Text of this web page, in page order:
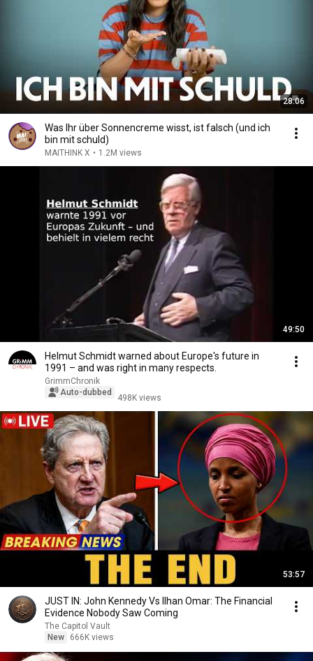
28:06
Was Ihr über Sonnencreme wisst, ist falsch (und ich
bin mit schuld)
MAITHINK X • 1.2M views
49:50
Helmut Schmidt warned about Europe's future in
1991 – and was right in many respects.
GrimmChronik
Auto-dubbed
498K views
53:57
JUST IN: John Kennedy Vs Ilhan Omar: The Financial
Evidence Nobody Saw Coming
The Capitol Vault
New
666K views